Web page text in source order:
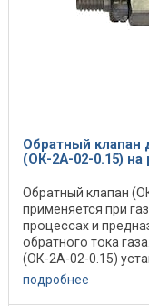
Обратный клапан
(ОК-2А-02-0.15) на
Обратный клапан
применяется при
процессах и
обратного тока
(ОК-2А-02-0.15)
подробнее